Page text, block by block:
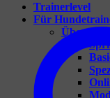
Trainerlevel
Für
Übersicht